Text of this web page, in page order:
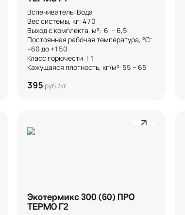
Вспениватель: Вода
Вес системы, кг: 470
Выход с комплекта, м³:  6  – 6,5
Постоянная рабочая температура, °C:
–60 до +150
Класс горючести: Г1
Кажущаяся плотность, кг/м³: 55 – 65
395 руб./кг
Экотермикс 300 (60) ПРО
ТЕРМО Г2